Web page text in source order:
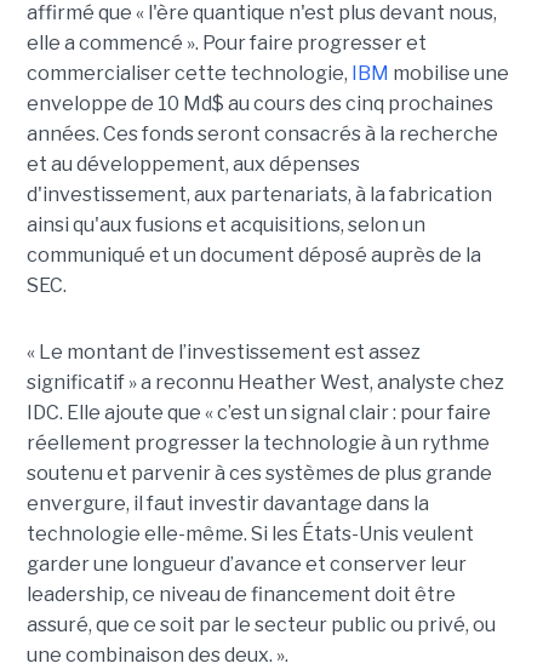
affirmé que « l'ère quantique n'est plus devant nous,
elle a commencé ». Pour faire progresser et
commercialiser cette technologie,
IBM mobilise une
enveloppe de 10 Md$ au cours des cinq prochaines
années. Ces fonds seront consacrés à la recherche
et au développement, aux dépenses
d'investissement, aux partenariats, à la fabrication
ainsi qu'aux fusions et acquisitions, selon un
communiqué et un document déposé auprès de la
SEC.
« Le montant de l’investissement est assez
significatif » a reconnu Heather West, analyste chez
IDC. Elle ajoute que « c’est un signal clair : pour faire
réellement progresser la technologie à un rythme
soutenu et parvenir à ces systèmes de plus grande
envergure, il faut investir davantage dans la
technologie elle-même. Si les États-Unis veulent
garder une longueur d’avance et conserver leur
leadership, ce niveau de financement doit être
assuré, que ce soit par le secteur public ou privé, ou
une combinaison des deux. ».